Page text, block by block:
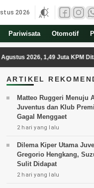
2026
Pariwisata Otomotif
1,49 Juta KPM
ARTIKEL
Matteo Ruggeri Menuju
Juventus dan Klub
Gagal Menggaet
2 hari yang lalu
Dilema Kiper Utama
Gregorio Hengkang,
Sulit Didapat
2 hari yang lalu